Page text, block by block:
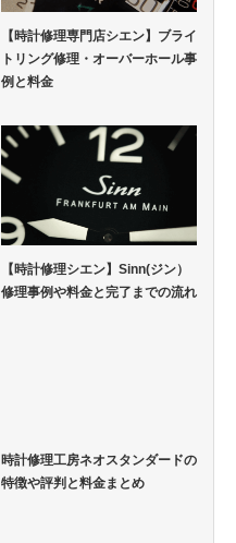
【時計修理専門店シエン】ブライ
トリング修理・オーバーホール事
例と料金
【時計修理シエン】Sinn(ジン）
修理事例や料金と完了までの流れ
時計修理工房ネオスタンダードの
特徴や評判と料金まとめ